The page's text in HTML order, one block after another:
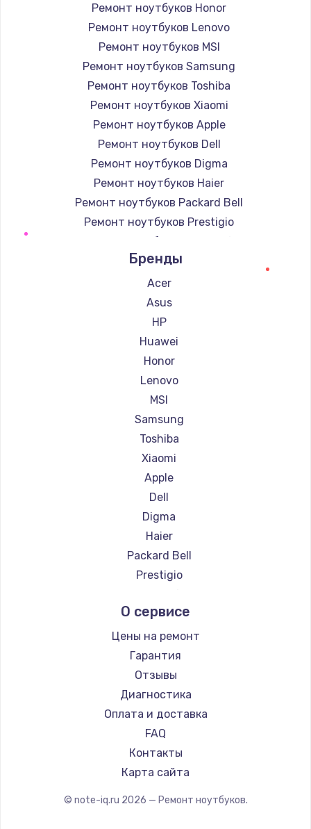
Ремонт ноутбуков Honor
Ремонт ноутбуков Lenovo
Ремонт ноутбуков MSI
Ремонт ноутбуков Samsung
Ремонт ноутбуков Toshiba
Ремонт ноутбуков Xiaomi
Ремонт ноутбуков Apple
Ремонт ноутбуков Dell
Ремонт ноутбуков Digma
Ремонт ноутбуков Haier
Ремонт ноутбуков Packard Bell
Ремонт ноутбуков Prestigio
Ремонт ноутбуков Microsoft
Ремонт ноутбуков Alienware
Ремонт ноутбуков Aquarius
Ремонт ноутбуков Gigabyte
Ремонт ноутбуков Aorus
Ремонт ноутбуков Maibenben
Ремонт ноутбуков Getac
Ремонт ноутбуков Epson
Ремонт ноутбуков Philips
Ремонт ноутбуков LG
Ремонт ноутбуков Panasonic
Ремонт ноутбуков Irbis
Ремонт ноутбуков Thunderobot
Ремонт ноутбуков Hasee
Ремонт ноутбуков ZTE
Ремонт ноутбуков Hiper
Ремонт ноутбуков Evga
Ремонт ноутбуков Google
Ремонт ноутбуков Ardor
Ремонт ноутбуков Predator
Ремонт ноутбуков iru
Ремонт ноутбуков Machenike
Ремонт ноутбуков DEXP
Ремонт ноутбуков Teclast
Ремонт ноутбуков CHUWI
Ремонт ноутбуков Colorful
Бренды
Acer
Asus
HP
Huawei
Honor
Lenovo
MSI
Samsung
Toshiba
Xiaomi
Apple
Dell
Digma
Haier
Packard Bell
Prestigio
Alienware
Aquarius
Gigabyte
Aorus
Maibenben
Getac
Epson
Philips
LG
О сервисе
Цены на ремонт
Гарантия
Отзывы
Диагностика
Оплата и доставка
FAQ
Контакты
Карта сайта
© note-iq.ru 2026 — Ремонт ноутбуков.